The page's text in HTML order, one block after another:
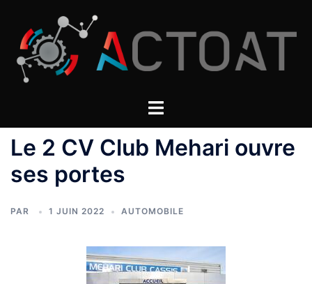
contenu
Le 2 CV Club Mehari ouvre
ses portes
PAR 1 JUIN 2022 AUTOMOBILE